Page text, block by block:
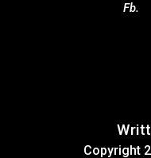
Fb.
Copyright